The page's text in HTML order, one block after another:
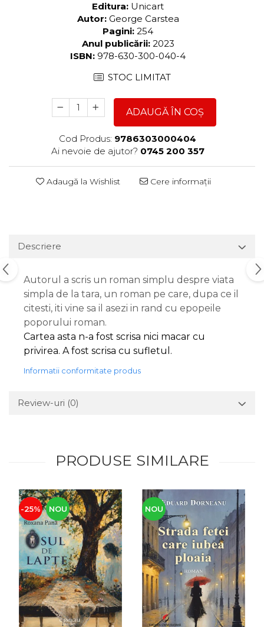
Editura: Unicart
Autor: George Carstea
Pagini: 254
Anul publicării: 2023
ISBN: 978-630-300-040-4
STOC LIMITAT
ADAUGĂ ÎN COȘ
Cod Produs: 9786303000404
Ai nevoie de ajutor? 0745 200 357
Adaugă la Wishlist Cere informații
Descriere
Autorul a scris un roman simplu despre viata
simpla de la tara, un roman pe care, dupa ce il
citesti, iti vine sa il asezi in rand cu epopeile
poporului roman.
Cartea asta n-a fost scrisa nici macar cu
privirea. A fost scrisa cu sufletul.
Informatii conformitate produs
Review-uri (0)
PRODUSE SIMILARE
-25% NOU NOU